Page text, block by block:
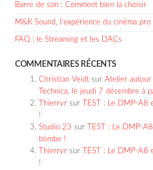
Barre de son : Comment bien la choisir
M&K Sound, l’expérience du cinéma pro
FAQ : le Streaming et les DACs
COMMENTAIRES RÉCENTS
Christian Veidt sur Atelier
Technica, le jeudi 7 décembre à
Thierryr sur
TEST : Le DMP-A8
!
Studio 23 sur
TEST : Le DMP-
bombe !
Thierryr sur
TEST : Le DMP-A8
!